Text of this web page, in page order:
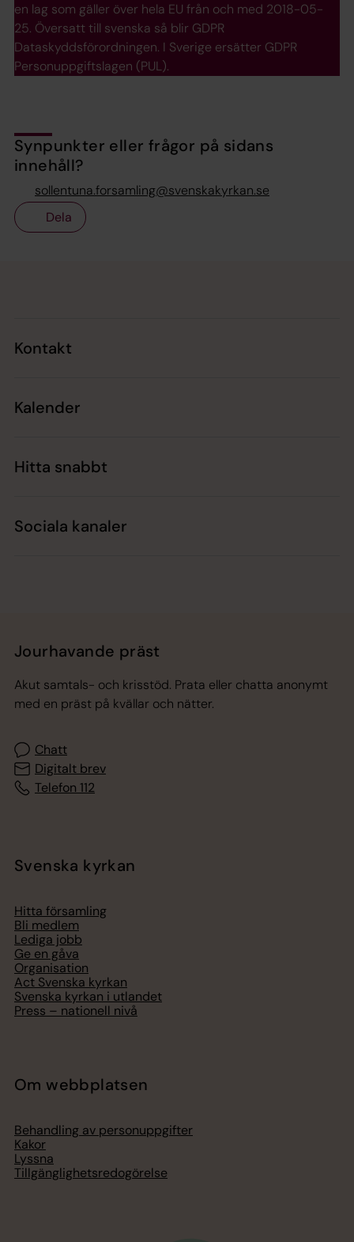
en lag som gäller över hela EU från och med 2018-05-
25. Översatt till svenska så blir GDPR
Dataskyddsförordningen. I Sverige ersätter GDPR
Personuppgiftslagen (PUL).
Synpunkter eller frågor på sidans
innehåll?
sollentuna.forsamling@svenskakyrkan.se
Dela
Kontakt
Kalender
Hitta snabbt
Sociala kanaler
Jourhavande präst
Akut samtals- och krisstöd. Prata eller chatta anonymt
med en präst på kvällar och nätter.
Chatt
Digitalt brev
Telefon 112
Svenska kyrkan
Hitta församling
Bli medlem
Lediga jobb
Ge en gåva
Organisation
Act Svenska kyrkan
Svenska kyrkan i utlandet
Press – nationell nivå
Om webbplatsen
Behandling av personuppgifter
Kakor
Lyssna
Tillgänglighetsredogörelse